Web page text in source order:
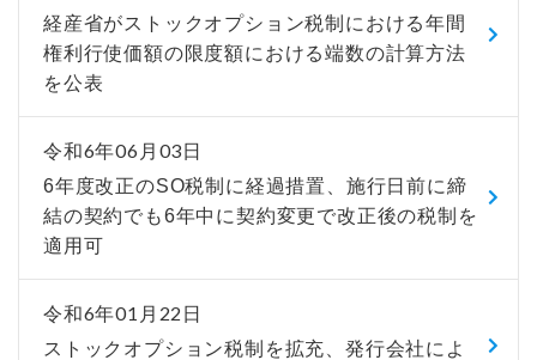
経産省がストックオプション税制における年間
権利行使価額の限度額における端数の計算方法
を公表
令和6年06月03日
6年度改正のSO税制に経過措置、施行日前に締
結の契約でも6年中に契約変更で改正後の税制を
適用可
令和6年01月22日
ストックオプション税制を拡充、発行会社によ